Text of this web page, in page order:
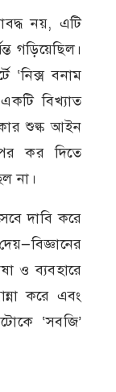
নয়, এটি
গড়িয়েছিল।
‘নিক্স বনাম
বিখ্যাত
শুল্ক আইন
কর দিতে
না।
দাবি করে
ও ব্যবহারে
করে এবং
‘সবজি’